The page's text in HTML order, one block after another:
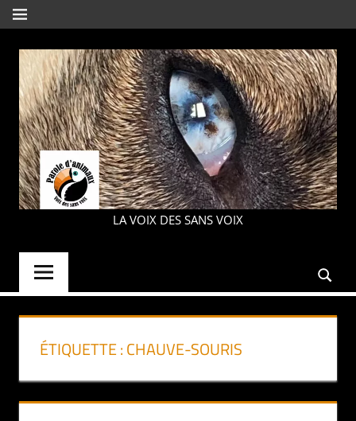
Aller
au
contenu
MENU
PAROLE
LA VOIX DES SANS VOIX
ÉTIQUETTE :CHAUVE-SOURIS